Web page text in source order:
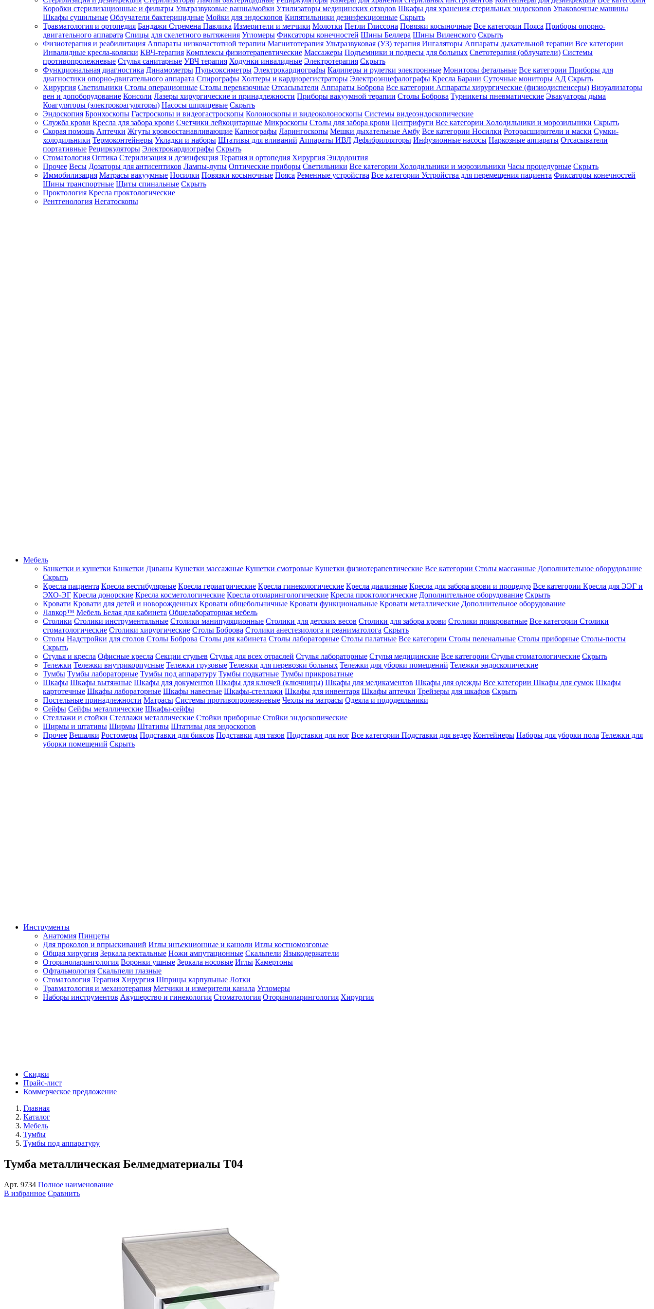
Зарегистрироваться
Зачем
регистрироваться?
Все
покупки
в
одном
месте
Личный
менеджер
Отслеживание
статуса
заказа
Коробки стерилизационные и фильтры Ультразвуковые ванны/мойки Утилизаторы медицинских отходов Шкафы для хранения стерильных эндоскопов Упаковочные машины
Шкафы сушильные Облучатели бактерицидные Мойки для эндоскопов Кипятильники дезинфекционные Скрыть
Травматология и ортопедия Бандажи Стремена Павлика Измерители и метчики Молотки Петли Глиссона Повязки косыночные Все категории Пояса Приборы опорно-
двигательного аппарата Спицы для скелетного вытяжения Угломеры Фиксаторы конечностей Шины Беллера Шины Виленского Скрыть
Физиотерапия и реабилитация Аппараты низкочастотной терапии Магнитотерапия Ультразвуковая (УЗ) терапия Ингаляторы Аппараты дыхательной терапии Все категории
Инвалидные кресла-коляски КВЧ-терапия Комплексы физиотерапевтические Массажеры Подъемники и подвесы для больных Светотерапия (облучатели) Системы
противопролежневые Стулья санитарные УВЧ терапия Ходунки инвалидные Электротерапия Скрыть
Функциональная диагностика Динамометры Пульсоксиметры Электрокардиографы Калиперы и рулетки электронные Мониторы фетальные Все категории Приборы для
диагностики опорно-двигательного аппарата Спирографы Холтеры и кардиорегистраторы Электроэнцефалографы Кресла Барани Суточные мониторы АД Скрыть
Хирургия Светильники Столы операционные Столы перевязочные Отсасыватели Аппараты Боброва Все категории Аппараты хирургические (физиодиспенсеры) Визуализаторы
вен и допоборудование Консоли Лазеры хирургические и принадлежности Приборы вакуумной терапии Столы Боброва Турникеты пневматические Эвакуаторы дыма
Коагуляторы (электрокоагуляторы) Насосы шприцевые Скрыть
Эндоскопия Бронхоскопы Гастроскопы и видеогастроскопы Колоноскопы и видеоколоноскопы Системы видеоэндоскопические
Служба крови Кресла для забора крови Счетчики лейкоцитарные Микроскопы Столы для забора крови Центрифуги Все категории Холодильники и морозильники Скрыть
Скорая помощь Аптечки Жгуты кровоостанавливающие Капнографы Ларингоскопы Мешки дыхательные Амбу Все категории Носилки Роторасширители и маски Сумки-
холодильники Термоконтейнеры Укладки и наборы Штативы для вливаний Аппараты ИВЛ Дефибрилляторы Инфузионные насосы Наркозные аппараты Отсасыватели
портативные Рециркуляторы Электрокардиографы Скрыть
Стоматология Оптика Стерилизация и дезинфекция Терапия и ортопедия Хирургия Эндодонтия
Прочее Весы Дозаторы для антисептиков Лампы-лупы Оптические приборы Светильники Все категории Холодильники и морозильники Часы процедурные Скрыть
Иммобилизация Матрасы вакуумные Носилки Повязки косыночные Пояса Ременные устройства Все категории Устройства для перемещения пациента Фиксаторы конечностей
Шины транспортные Щиты спинальные Скрыть
Проктология Кресла проктологические
Рентгенология Негатоскопы
Мебель
Банкетки и кушетки Банкетки Диваны Кушетки массажные Кушетки смотровые Кушетки физиотерапевтические Все категории Столы массажные Дополнительное оборудование
Скрыть
Кресла пациента Кресла вестибулярные Кресла гериатрические Кресла гинекологические Кресла диализные Кресла для забора крови и процедур Все категории Кресла для ЭЭГ и
ЭХО-ЭГ Кресла донорские Кресла косметологические Кресла отоларингологические Кресла проктологические Дополнительное оборудование Скрыть
Кровати Кровати для детей и новорожденных Кровати общебольничные Кровати функциональные Кровати металлические Дополнительное оборудование
Лавкор™ Мебель Белая для кабинета Общелабораторная мебель
Столики Столики инструментальные Столики манипуляционные Столики для детских весов Столики для забора крови Столики прикроватные Все категории Столики
стоматологические Столики хирургические Столы Боброва Столики анестезиолога и реаниматолога Скрыть
Столы Надстройки для столов Столы Боброва Столы для кабинета Столы лабораторные Столы палатные Все категории Столы пеленальные Столы приборные Столы-посты
Скрыть
Стулья и кресла Офисные кресла Секции стульев Стулья для всех отраслей Стулья лабораторные Стулья медицинские Все категории Стулья стоматологические Скрыть
Тележки Тележки внутрикорпусные Тележки грузовые Тележки для перевозки больных Тележки для уборки помещений Тележки эндоскопические
Тумбы Тумбы лабораторные Тумбы под аппаратуру Тумбы подкатные Тумбы прикроватные
Шкафы Шкафы вытяжные Шкафы для документов Шкафы для ключей (ключницы) Шкафы для медикаментов Шкафы для одежды Все категории Шкафы для сумок Шкафы
картотечные Шкафы лабораторные Шкафы навесные Шкафы-стеллажи Шкафы для инвентаря Шкафы аптечки Трейзеры для шкафов Скрыть
Постельные принадлежности Матрасы Системы противопролежневые Чехлы на матрасы Одеяла и пододеяльники
Сейфы Сейфы металлические Шкафы-сейфы
Стеллажи и стойки Стеллажи металлические Стойки приборные Стойки эндоскопические
Ширмы и штативы Ширмы Штативы Штативы для эндоскопов
Прочее Вешалки Ростомеры Подставки для биксов Подставки для тазов Подставки для ног Все категории Подставки для ведер Контейнеры Наборы для уборки пола Тележки для
уборки помещений Скрыть
Инструменты
Анатомия Пинцеты
Для проколов и впрыскиваний Иглы инъекционные и канюли Иглы костномозговые
Общая хирургия Зеркала ректальные Ножи ампутационные Скальпели Языкодержатели
Оториноларингология Воронки ушные Зеркала носовые Иглы Камертоны
Офтальмология Скальпели глазные
Стоматология Терапия Хирургия Шприцы карпульные Лотки
Травматология и механотерапия Метчики и измерители канала Угломеры
Наборы инструментов Акушерство и гинекология Стоматология Оториноларингология Хирургия
Скидки
Прайс-лист
Коммерческое предложение
Главная
Каталог
Мебель
Тумбы
Тумбы под аппаратуру
Тумба металлическая Белмедматериалы Т04
Арт. 9734 Полное наименование
В избранное Сравнить